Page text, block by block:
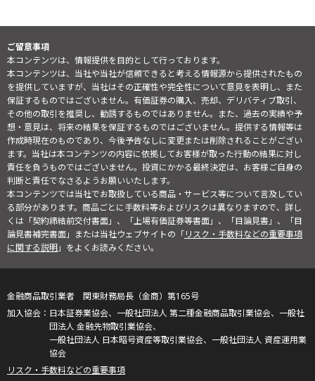
ご留意事項
本コンテンツは、情報提供を目的として行っております。
本コンテンツは、当社や当社が信頼できると考える情報源から提供されたもの
を提供していますが、当社はその正確性や完全性について意見を表明し、また
保証するものではございません。有価証券の購入、売却、デリバティブ取引、
その他の取引を推奨し、勧誘するものではありません。また、過去の実績や予
想・意見は、将来の結果を保証するものではございません。提供する情報等は
作成時現在のものであり、今後予告なしに変更または削除されることがござい
ます。当社は本コンテンツの内容に依拠してお客様が取った行動の結果に対し
責任を負うものではございません。投資にかかる最終決定は、お客様ご自身の
判断と責任でなさるようお願いいたします。
本コンテンツでは当社でお取扱している商品・サービス等について言及してい
る部分があります。商品ごとに手数料等およびリスクは異なりますので、詳し
くは「契約締結前交付書面」、「上場有価証券等書面」、「目論見書」、「目
論見書補完書面」または当社ウェブサイトの「リスク・手数料などの重要事項
に関する説明」をよくお読みください。
金融商品取引業者 関東財務局長（金商）第165号
日本証券業協会、一般社団法人 第二種金融商品取引業協会、一般社
団法人 金融先物取引業協会、
一般社団法人 日本暗号資産等取引業協会、一般社団法人 資産運用業
協会
リスク・手数料などの重要事項